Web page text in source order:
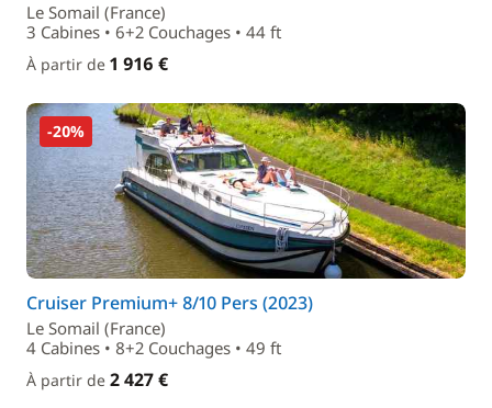
Le Somail (France)
3 Cabines • 6+2 Couchages • 44 ft
À partir de 1 916 €
-20%
Cruiser Premium+ 8/10 Pers (2023)
Le Somail (France)
4 Cabines • 8+2 Couchages • 49 ft
À partir de 2 427 €